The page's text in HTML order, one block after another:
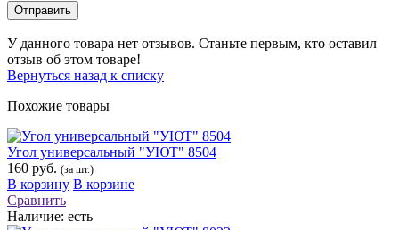
Отправить
У данного товара нет отзывов. Станьте первым, кто оставил
отзыв об этом товаре!
Вернуться назад к списку
Похожие товары
Угол универсальный "УЮТ" 8504
160 руб. (за шт.)
В корзину В корзине
Сравнить
Наличие: есть